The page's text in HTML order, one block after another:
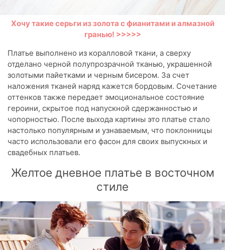
Хочу такие серьги из золота с фианитами и алмазной
гранью! >>>>>
Платье выполнено из коралловой ткани, а сверху
отделано черной полупрозрачной тканью, украшенной
золотыми пайетками и черным бисером. За счет
наложения тканей наряд кажется бордовым. Сочетание
оттенков также передает эмоциональное состояние
героини, скрытое под напускной сдержанностью и
чопорностью. После выхода картины это платье стало
настолько популярным и узнаваемым, что поклонницы
часто использовали его фасон для своих выпускных и
свадебных платьев.
Желтое дневное платье в восточном
стиле